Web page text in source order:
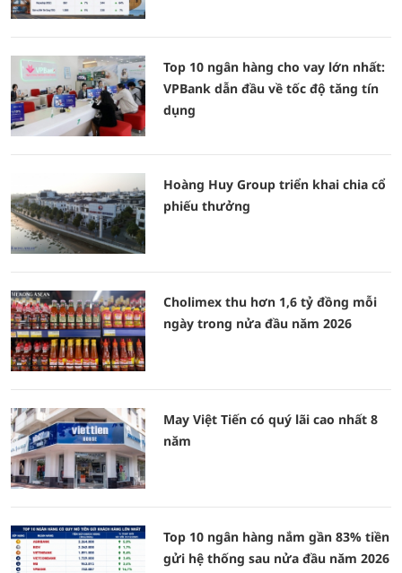
Top 10 ngân hàng cho vay lớn nhất:
VPBank dẫn đầu về tốc độ tăng tín
dụng
Hoàng Huy Group triển khai chia cổ
phiếu thưởng
Cholimex thu hơn 1,6 tỷ đồng mỗi
ngày trong nửa đầu năm 2026
May Việt Tiến có quý lãi cao nhất 8
năm
Top 10 ngân hàng nắm gần 83% tiền
gửi hệ thống sau nửa đầu năm 2026